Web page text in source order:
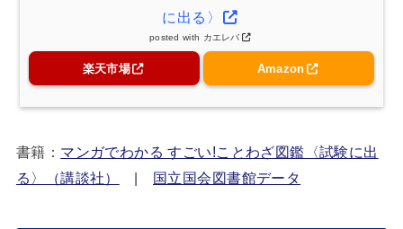
に出る〉
posted with カエレバ
楽天市場 Amazon
書籍： マンガでわかる すごい!ことわざ図鑑〈試験に出
る〉（講談社）
| 国立国会図書館データ